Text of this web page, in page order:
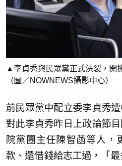
▲李貞秀與民眾黨正式決裂，開
（圖／NOWNEWS攝影中心）
前民眾黨中配立委李貞秀
對此李貞秀昨日上政論節
院黨團主任陳智菡等人，
款、還借錢給志工過，「